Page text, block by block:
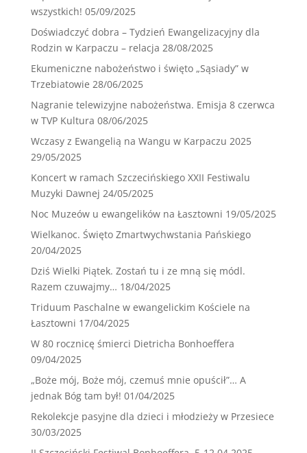
wszystkich! 05/09/2025
Doświadczyć dobra – Tydzień Ewangelizacyjny dla
Rodzin w Karpaczu – relacja 28/08/2025
Ekumeniczne nabożeństwo i święto „Sąsiady” w
Trzebiatowie 28/06/2025
Nagranie telewizyjne nabożeństwa. Emisja 8 czerwca
w TVP Kultura 08/06/2025
Wczasy z Ewangelią na Wangu w Karpaczu 2025
29/05/2025
Koncert w ramach Szczecińskiego XXII Festiwalu
Muzyki Dawnej 24/05/2025
Noc Muzeów u ewangelików na Łasztowni 19/05/2025
Wielkanoc. Święto Zmartwychwstania Pańskiego
20/04/2025
Dziś Wielki Piątek. Zostań tu i ze mną się módl.
Razem czuwajmy… 18/04/2025
Triduum Paschalne w ewangelickim Kościele na
Łasztowni 17/04/2025
W 80 rocznicę śmierci Dietricha Bonhoeffera
09/04/2025
„Boże mój, Boże mój, czemuś mnie opuścił”… A
jednak Bóg tam był! 01/04/2025
Rekolekcje pasyjne dla dzieci i młodzieży w Przesiece
30/03/2025